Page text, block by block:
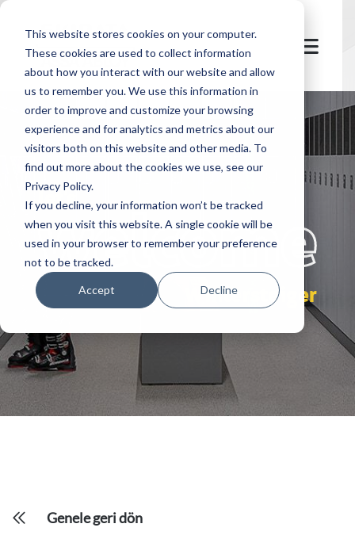
This website stores cookies on your computer.
These cookies are used to collect information
about how you interact with our website and allow
us to remember you. We use this information in
order to improve and customize your browsing
experience and for analytics and metrics about our
visitors both on this website and other media. To
find out more about the cookies we use, see our
Privacy Policy.
If you decline, your information won’t be tracked
when you visit this website. A single cookie will be
used in your browser to remember your preference
not to be tracked.
Accept Decline
let's
welcome
Wintersteiger
Genele geri dön